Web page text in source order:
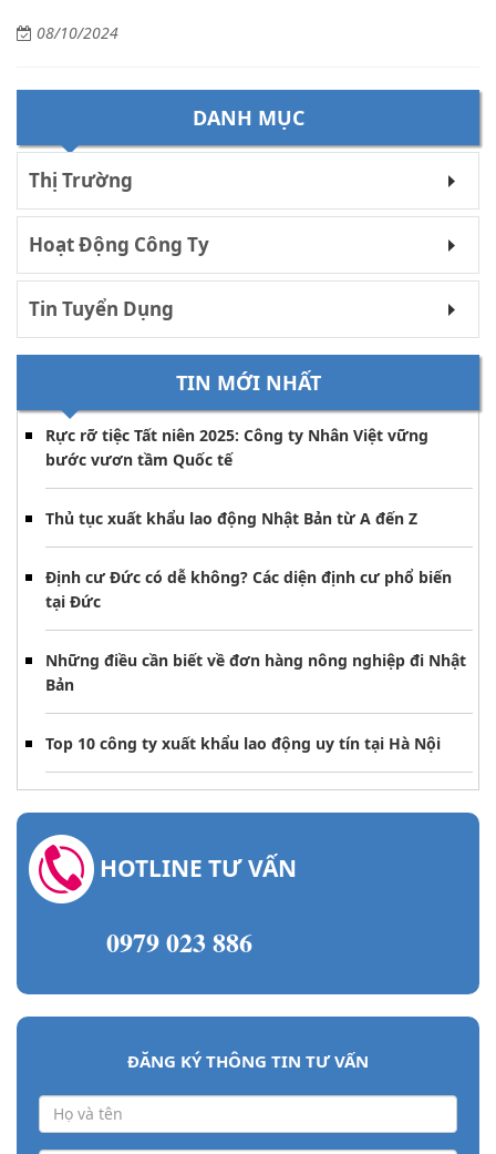
08/10/2024
DANH MỤC
Thị Trường
Hoạt Động Công Ty
Tin Tuyển Dụng
TIN MỚI NHẤT
Rực rỡ tiệc Tất niên 2025: Công ty Nhân Việt vững
bước vươn tầm Quốc tế
Thủ tục xuất khẩu lao động Nhật Bản từ A đến Z
Định cư Đức có dễ không? Các diện định cư phổ biến
tại Đức
Những điều cần biết về đơn hàng nông nghiệp đi Nhật
Bản
Top 10 công ty xuất khẩu lao động uy tín tại Hà Nội
HOTLINE TƯ VẤN
0979 023 886
ĐĂNG KÝ THÔNG TIN TƯ VẤN